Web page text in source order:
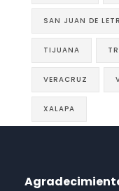
SAN JUAN DE
TIJUANA
VERACRUZ
XALAPA